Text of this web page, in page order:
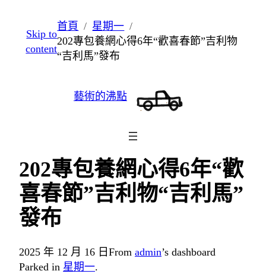
至
主
Skip to
content
首頁
星期一
202專包養網心得6年“歡喜春節”吉利物
“吉利馬”發布
藝術的沸點
202專包養網心得6年“歡
喜春節”吉利物“吉利馬”
發布
2025 年 12 月 16 日 From admin’s dashboard
Parked in 星期一.